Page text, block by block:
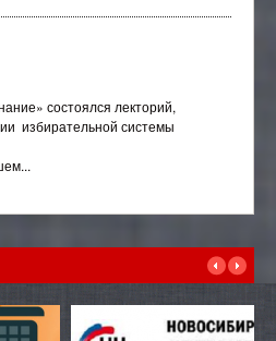
состоялся лекторий,
избирательной системы